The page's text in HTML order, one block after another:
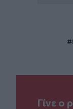
Γίνε ο